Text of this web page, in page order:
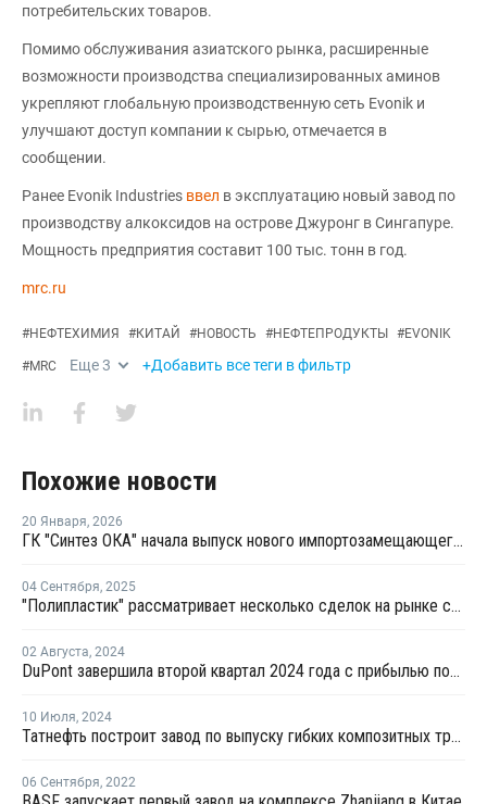
потребительских товаров.
Помимо обслуживания азиатского рынка, расширенные
возможности производства специализированных аминов
укрепляют глобальную производственную сеть Evonik и
улучшают доступ компании к сырью, отмечается в
сообщении.
Ранее Evonik Industries ввел в эксплуатацию новый завод по
производству алкоксидов на острове Джуронг в Сингапуре.
Мощность предприятия составит 100 тыс. тонн в год.
mrc.ru
#НЕФТЕХИМИЯ #КИТАЙ #НОВОСТЬ #НЕФТЕПРОДУКТЫ #EVONIK
#MRC Еще3 +Добавить все теги в фильтр
Похожие новости
20 Января, 2026
ГК "Синтез ОКА" начала выпуск нового импортозамещающего продукта
04 Сентября, 2025
"Полипластик" рассматривает несколько сделок на рынке слияний и поглощений
02 Августа, 2024
DuPont завершила второй квартал 2024 года с прибылью после убытка в 2023 году
10 Июля, 2024
Татнефть построит завод по выпуску гибких композитных труб
06 Сентября, 2022